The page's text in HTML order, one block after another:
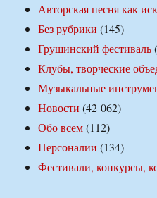
Авторская песня как
Без рубрики (145)
Грушинский фестиваль
Клубы, творческие
Музыкальные
Новости (42 062)
Обо всем(112)
Персоналии (134)
Фестивали, конкурсы,